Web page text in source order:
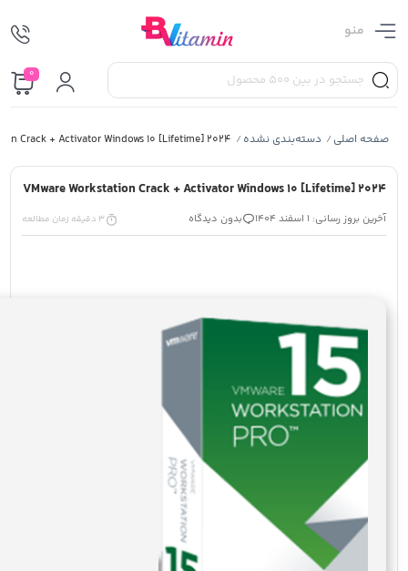
منو
0
صفحه اصلی / دسته‌بندی نشده /
Crack + Activator Windows 10 [Lifetime] 2024
VMware Workstation Crack + Activator Windows 10 [Lifetime] 2024
آخرین بروز رسانی: 1 اسفند 1404 بدون دیدگاه 3 دقیقه زمان مطالعه